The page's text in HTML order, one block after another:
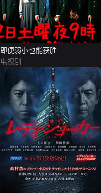
即便弱小也能获胜
电视剧